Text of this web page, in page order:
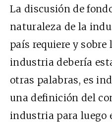
La discusión de
naturaleza de la
país requiere y sobre
industria debería
otras palabras, es
una definición del
industria para luego